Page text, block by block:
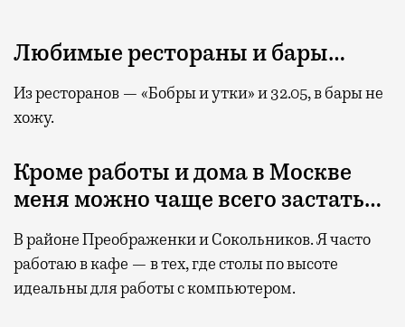
Любимые рестораны и бары…
Из ресторанов — «Бобры и утки» и 32.05, в бары не
хожу.
Кроме работы и дома в Москве
меня можно чаще всего застать…
В районе Преображенки и Сокольников. Я часто
работаю в кафе — в тех, где столы по высоте
идеальны для работы с компьютером.